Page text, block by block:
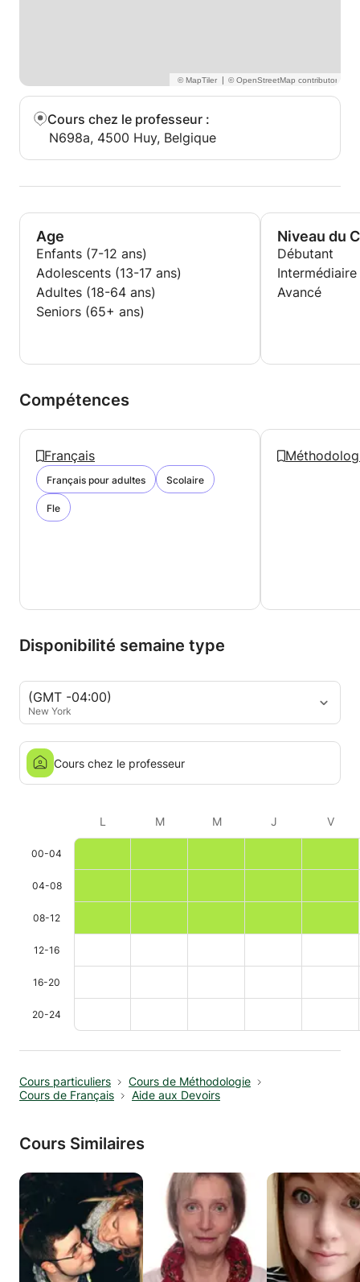
|
Cours chez le professeur :
N698a, 4500 Huy, Belgique
Age
Enfants (7-12 ans)
Adolescents (13-17 ans)
Adultes (18-64 ans)
Seniors (65+ ans)
Niveau du
Débutant
Intermédiaire
Avancé
Compétences
Français
Français pour adultes Scolaire
Fle
Disponibilité semaine type
(GMT -04:00)
New York
Cours chez le professeur
L M M J V
00-04
04-08
08-12
12-16
16-20
20-24
Cours particuliers
Cours de Méthodologie
Cours de Français
Aide aux Devoirs
Cours Similaires